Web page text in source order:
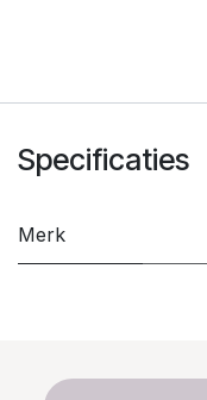
Specificaties
Merk